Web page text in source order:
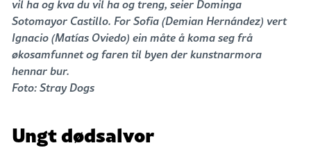
vil ha og kva du vil ha og treng, seier Dominga
Sotomayor Castillo. For Sofia (Demian Hernández) vert
Ignacio (Matías Oviedo) ein måte å koma seg frå
økosamfunnet og faren til byen der kunstnarmora
hennar bur.
Foto: Stray Dogs
Ungt dødsalvor